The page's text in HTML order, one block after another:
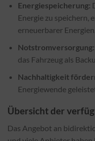
Energiespeicherung:
Energie zu speichern,
erneuerbarer Energien.
Notstromversorgung:
das Fahrzeug als
Nachhaltigkeit
Energiewende
Übersicht der
Das Angebot an